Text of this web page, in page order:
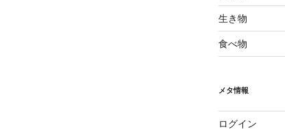
生き物
食べ物
メタ情報
ログイン